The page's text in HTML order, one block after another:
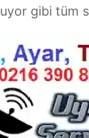
gibi tüm